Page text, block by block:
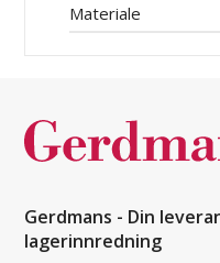
Materiale
Gerdmans - Din
lagerinnredning